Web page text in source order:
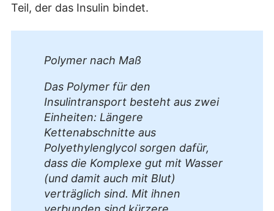
Teil, der das Insulin bindet.
Polymer nach Maß
Das Polymer für den
Insulintransport besteht aus zwei
Einheiten: Längere
Kettenabschnitte aus
Polyethylenglycol sorgen dafür,
dass die Komplexe gut mit Wasser
(und damit auch mit Blut)
verträglich sind. Mit ihnen